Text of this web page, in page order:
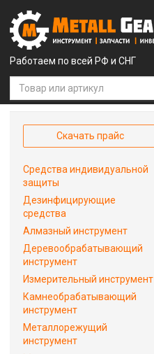
Работаем по всей РФ и СНГ
Скачать прайс
Средства индивидуальной
защиты
Дезинфицирующие
средства
Алмазный инструмент
Деревообрабатывающий
инструмент
Измерительный инструмент
Камнеобрабатывающий
инструмент
Металлорежущий
инструмент